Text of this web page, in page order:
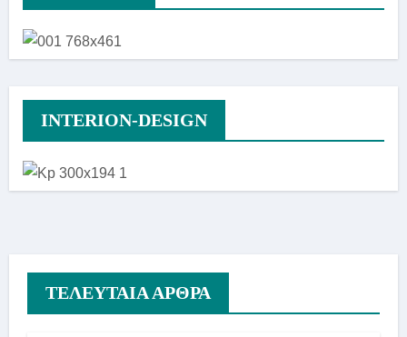
INTERION-DESIGN
ΤΕΛΕΥΤΑΙΑ ΑΡΘΡΑ